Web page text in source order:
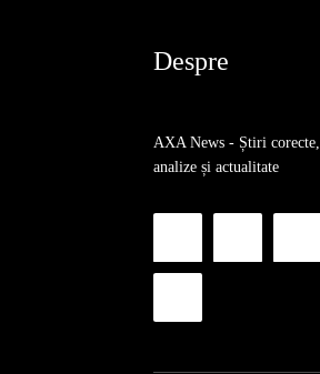
Despre
AXA News - Știri corecte,
analize și actualitate